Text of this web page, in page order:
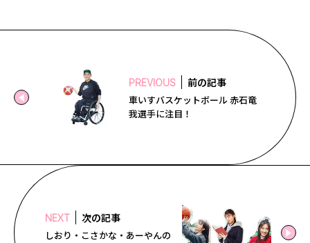
PREVIOUS 前の記事
車いすバスケットボール 赤石竜
我選手に注目！
NEXT 次の記事
しおり・こさかな・あーやんの